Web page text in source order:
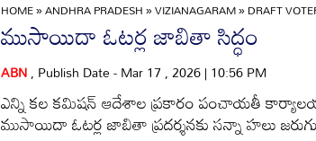
HOME»ANDHRA PRADESH»VIZIANAGARAM»DRAFT
ముసాయిదా ఓటర్ల జాబితా సిద్ధం
ABN, Publish Date - Mar 17 , 2026 | 10:56 PM
ఎన్ని కల కమిషన్‌ ఆదేశాల ప్రకారం పంచాయతీ
ముసాయిదా ఓటర్ల జాబితా ప్రదర్శనకు సన్నా హలు